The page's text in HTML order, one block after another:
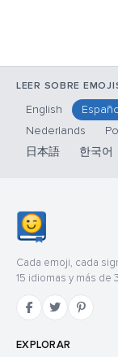
LEER SOBRE
English
Nederlands
日本語
한국어
Cada emoji, cada
15 idiomas y más de
EXPLORAR